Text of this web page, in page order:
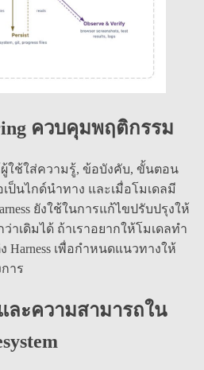
ควบคุมพฤติกรรม
ห้ผู้ใช้ใส่ความรู้, ข้อบังคับ, ขั้นตอน
ป็นไกด์นำทาง และเมื่อโมเดลมี
ยังใช้ในการแก้ไขปรับปรุงให้
เดิมได้ ถ้าเราอยากให้โมเดลทำ
Harness เพื่อกำหนดแนวทางให้
าร
ละความสามารถใน